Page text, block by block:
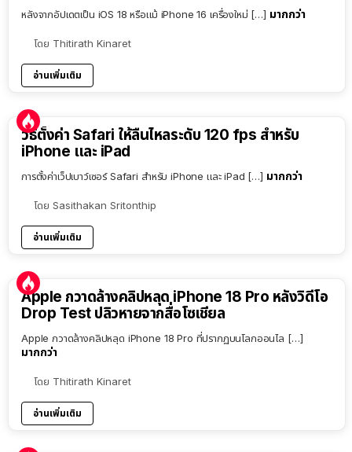
หลังจากอัปเดตเป็น iOS 18 หรือแม้ iPhone 16 เครื่องใหม่ […] มากกว่า
โดย Thitirath Kinaret
อ่านเพิ่มเติม
วิธีตั้งค่า Safari ให้ลื่นไหลระดับ 120 fps สำหรับ
iPhone และ iPad
การตั้งค่าเว็ปเบาว์เซอร์ Safari สำหรับ iPhone และ iPad […] มากกว่า
โดย Sasithakan Sritonthip
อ่านเพิ่มเติม
Apple กวาดล้างคลิปหลุด iPhone 18 Pro หลังวิดีโอ
Drop Test ปลิวหายจากสื่อโซเชียล
Apple กวาดล้างคลิปหลุด iPhone 18 Pro ที่ปรากฏบนโลกออนไล […]
มากกว่า
โดย Thitirath Kinaret
อ่านเพิ่มเติม